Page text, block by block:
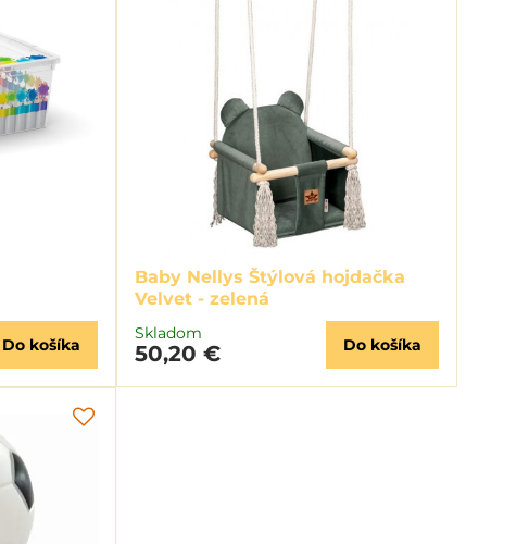
Do košíka
Baby Nellys Štýlová hojdačka
Velvet - zelená
Skladom
50,20 € Do košíka